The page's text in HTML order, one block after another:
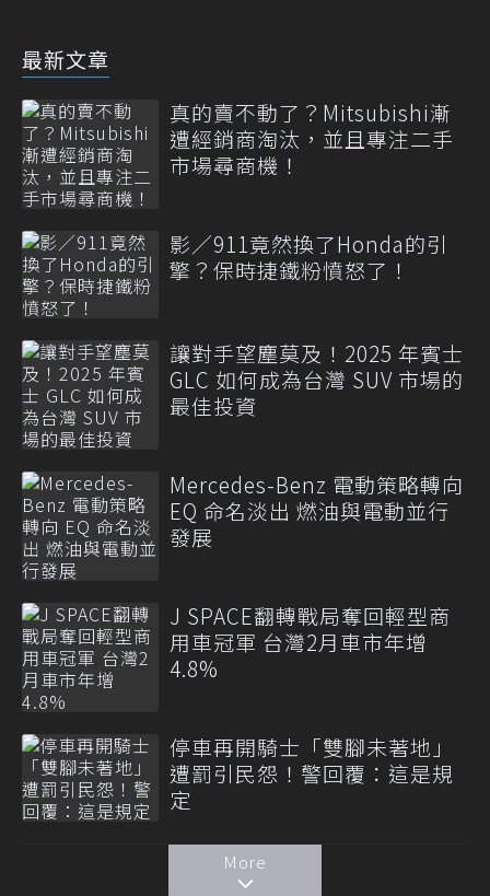
最新文章
真的賣不動了？Mitsubishi漸
遭經銷商淘汰，並且專注二手
市場尋商機！
影／911竟然換了Honda的引
擎？保時捷鐵粉憤怒了！
讓對手望塵莫及！2025 年賓士
GLC 如何成為台灣 SUV 市場的
最佳投資
Mercedes-Benz 電動策略轉向
EQ 命名淡出 燃油與電動並行
發展
J SPACE翻轉戰局奪回輕型商
用車冠軍 台灣2月車市年增
4.8%
停車再開騎士「雙腳未著地」
遭罰引民怨！警回覆：這是規
定
More